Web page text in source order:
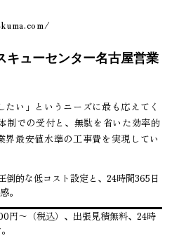
キューセンター名古屋営業
たい」というニーズに最も応えてく
制での受付と、無駄を省いた効率的
界最安値水準の工事費を実現してい
倒的な低コスト設定と、24時間365日
。
円〜（税込）、出張見積無料、24時